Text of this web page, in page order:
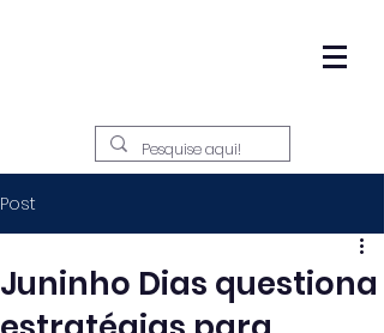
Post
Juninho Dias questiona